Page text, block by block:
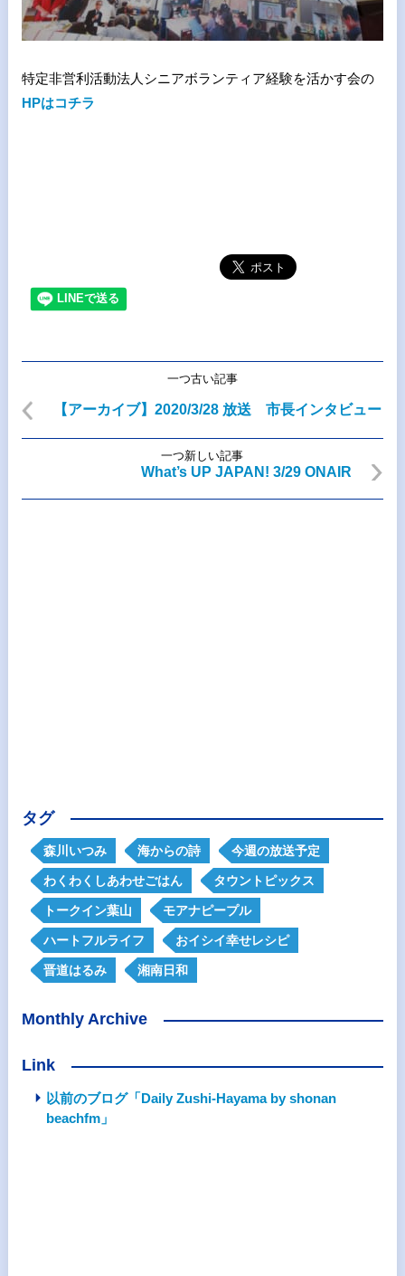
特定非営利活動法人シニアボランティア経験を活かす会の
HPはコチラ
一つ古い記事
【アーカイブ】2020/3/28 放送 市長インタビュー
一つ新しい記事
What’s UP JAPAN! 3/29 ONAIR
タグ
森川いつみ 海からの詩 今週の放送予定
わくわくしあわせごはん タウントピックス
トークイン葉山 モアナピープル
ハートフルライフ おイシイ幸せレシピ
晋道はるみ 湘南日和
Monthly Archive
Link
以前のブログ「Daily Zushi-Hayama by shonan
beachfm」